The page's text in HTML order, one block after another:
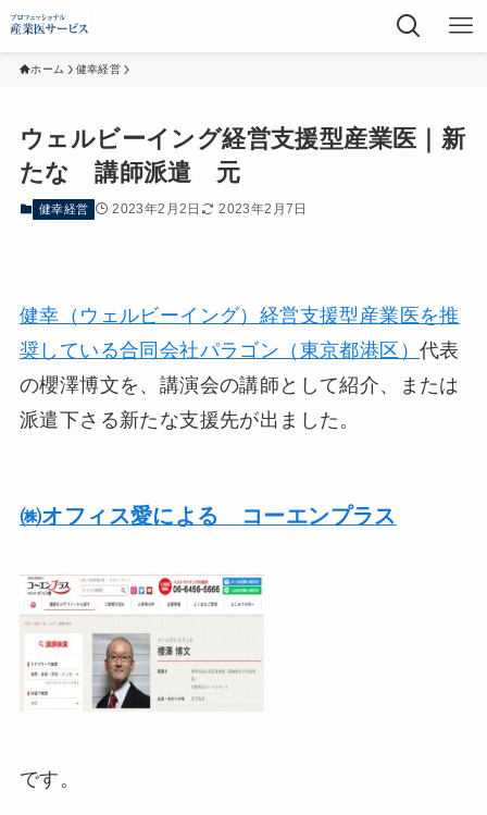
ホーム 健幸経営
ウェルビーイング経営支援型産業医｜新
たな 講師派遣 元
健幸経営 2023年2月2日 2023年2月7日
健幸（ウェルビーイング）経営支援型産業医を推
奨している合同会社パラゴン（東京都港区） 代表
の櫻澤博文を、講演会の講師として紹介、または
派遣下さる新たな支援先が出ました。
㈱オフィス愛による コーエンプラス
です。